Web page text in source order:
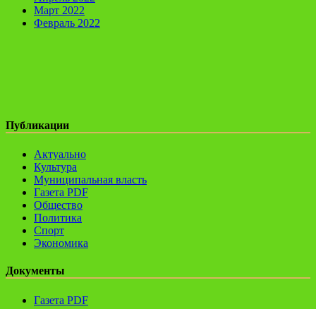
Март 2022
Февраль 2022
Публикации
Актуально
Культура
Муниципальная власть
Газета PDF
Общество
Политика
Спорт
Экономика
Документы
Газета PDF